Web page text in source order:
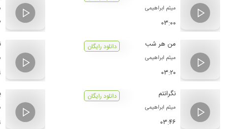
میثم ابراهیمی
۰۳:۰۰
من هر شب
میثم ابراهیمی
۰۳:۲۰
دانلود رایگان
نگرانتم
میثم ابراهیمی
۰۳:۴۶
دانلود رایگان